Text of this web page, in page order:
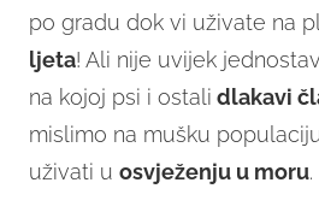
po gradu dok vi uživate na
ljeta! Ali nije uvijek
na kojoj psi i ostali dlakavi
mislimo na mušku
uživati u osvježenju u moru.